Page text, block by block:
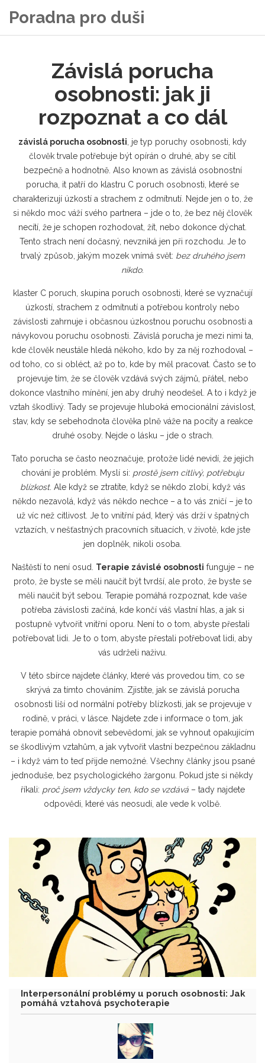
Poradna pro duši
Závislá porucha
osobnosti: jak ji
rozpoznat a co dál
závislá porucha osobnosti je typ poruchy osobnosti, kdy
člověk trvale potřebuje být opírán o druhé, aby se cítil
bezpečně a hodnotně. Also known as závislá osobnostní
porucha , it patří do klastru C poruch osobnosti, které se
charakterizují úzkostí a strachem z odmítnutí Nejde jen o to, že
si někdo moc váží svého partnera – jde o to, že bez něj člověk
necítí, že je schopen rozhodovat, žít, nebo dokonce dýchat.
Tento strach není dočasný, nevzniká jen při rozchodu. Je to
trvalý způsob, jakým mozek vnímá svět: bez druhého jsem
nikdo.
klaster C poruch skupina poruch osobnosti, které se vyznačují
úzkostí, strachem z odmítnutí a potřebou kontroly nebo
závislosti zahrnuje i občasnou úzkostnou poruchu osobnosti a
návykovou poruchu osobnosti. Závislá porucha je mezi nimi ta,
kde člověk neustále hledá někoho, kdo by za něj rozhodoval –
od toho, co si obléct, až po to, kde by měl pracovat. Často se to
projevuje tím, že se člověk vzdává svých zájmů, přátel, nebo
dokonce vlastního mínění, jen aby druhý neodešel. A to i když je
vztah škodlivý. Tady se projevuje hluboká emocionální závislost
stav, kdy se sebehodnota člověka plně váže na pocity a reakce
druhé osoby. Nejde o lásku – jde o strach.
Tato porucha se často neoznačuje, protože lidé nevidí, že jejich
chování je problém. Myslí si: prostě jsem citlivý, potřebuju
blízkost. Ale když se ztratíte, když se někdo zlobí, když vás
někdo nezavolá, když vás někdo nechce – a to vás zničí – je to
už víc než citlivost. Je to vnitřní pád, který vás drží v špatných
vztazích, v nešťastných pracovních situacích, v životě, kde jste
jen doplněk, nikoli osoba.
Naštěstí to není osud. Terapie závislé osobnosti funguje – ne
proto, že byste se měli naučit být tvrdší, ale proto, že byste se
měli naučit být sebou. Terapie pomáhá rozpoznat, kde vaše
potřeba závislosti začíná, kde končí váš vlastní hlas, a jak si
postupně vytvořit vnitřní oporu. Není to o tom, abyste přestali
potřebovat lidi. Je to o tom, abyste přestali potřebovat lidi, aby
vás udrželi naživu.
V této sbírce najdete články, které vás provedou tím, co se
skrývá za tímto chováním. Zjistíte, jak se závislá porucha
osobnosti liší od normální potřeby blízkosti, jak se projevuje v
rodině, v práci, v lásce. Najdete zde i informace o tom, jak
terapie pomáhá obnovit sebevědomí, jak se vyhnout opakujícím
se škodlivým vztahům, a jak vytvořit vlastní bezpečnou základnu
– i když vám to teď přijde nemožné. Všechny články jsou psané
jednoduše, bez psychologického žargonu. Pokud jste si někdy
říkali: proč jsem vždycky ten, kdo se vzdává– tady najdete
odpovědi, které vás neosudí, ale vede k volbě.
Interpersonální problémy u poruch osobnosti: Jak
pomáhá vztahová psychoterapie